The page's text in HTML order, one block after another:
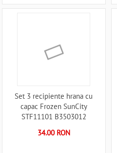
Set 3 recipiente hrana cu
capac Frozen SunCity
STF11101 B3503012
34.00 RON